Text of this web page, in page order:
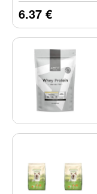
6.37 €